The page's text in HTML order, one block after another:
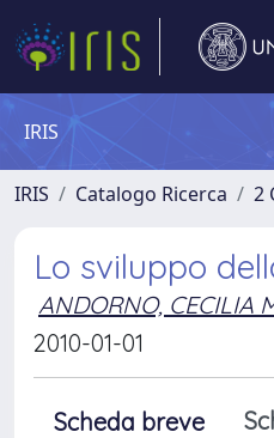
IRIS
IRIS Catalogo Ricerca 2
Lo sviluppo
ANDORNO, CECILIA
2010-01-01
Scheda breve